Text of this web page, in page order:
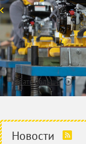
Узнать больше
Новости